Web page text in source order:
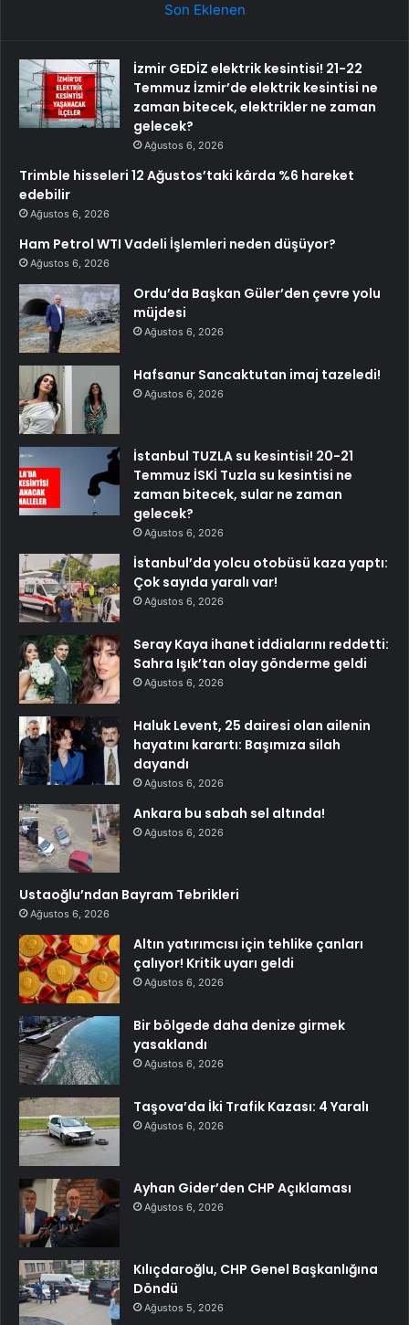
Son Eklenen
İzmir GEDİZ elektrik kesintisi! 21-22
Temmuz İzmir’de elektrik kesintisi ne
zaman bitecek, elektrikler ne zaman
gelecek?
Ağustos 6, 2026
Trimble hisseleri 12 Ağustos’taki kârda %6 hareket
edebilir
Ağustos 6, 2026
Ham Petrol WTI Vadeli İşlemleri neden düşüyor?
Ağustos 6, 2026
Ordu’da Başkan Güler’den çevre yolu
müjdesi
Ağustos 6, 2026
Hafsanur Sancaktutan imaj tazeledi!
Ağustos 6, 2026
İstanbul TUZLA su kesintisi! 20-21
Temmuz İSKİ Tuzla su kesintisi ne
zaman bitecek, sular ne zaman
gelecek?
Ağustos 6, 2026
İstanbul’da yolcu otobüsü kaza yaptı:
Çok sayıda yaralı var!
Ağustos 6, 2026
Seray Kaya ihanet iddialarını reddetti:
Sahra Işık’tan olay gönderme geldi
Ağustos 6, 2026
Haluk Levent, 25 dairesi olan ailenin
hayatını karartı: Başımıza silah
dayandı
Ağustos 6, 2026
Ankara bu sabah sel altında!
Ağustos 6, 2026
Ustaoğlu’ndan Bayram Tebrikleri
Ağustos 6, 2026
Altın yatırımcısı için tehlike çanları
çalıyor! Kritik uyarı geldi
Ağustos 6, 2026
Bir bölgede daha denize girmek
yasaklandı
Ağustos 6, 2026
Taşova’da İki Trafik Kazası: 4 Yaralı
Ağustos 6, 2026
Ayhan Gider’den CHP Açıklaması
Ağustos 6, 2026
Kılıçdaroğlu, CHP Genel Başkanlığına
Döndü
Ağustos 5, 2026